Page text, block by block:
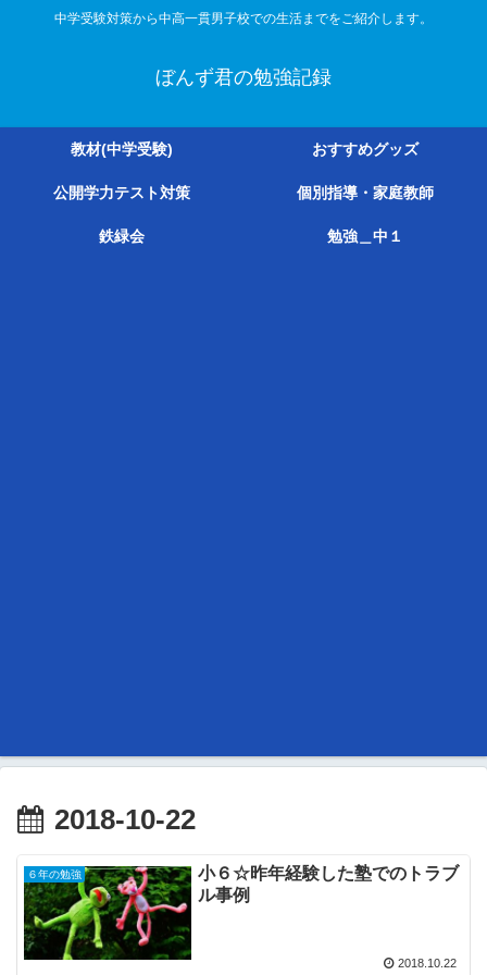
中学受験対策から中高一貫男子校での生活までをご紹介します。
ぼんず君の勉強記録
教材(中学受験) おすすめグッズ
公開学力テスト対策 個別指導・家庭教師
鉄緑会 勉強＿中１
2018-10-22
６年の勉強
小６☆昨年経験した塾でのトラブ
ル事例
2018.10.22